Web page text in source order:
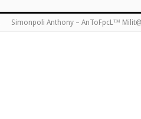
Simonpoli Anthony – AnToFpcL™